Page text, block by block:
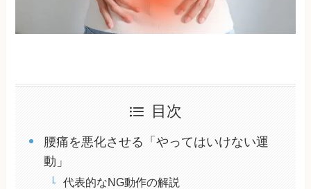
目次
腰痛を悪化させる「やってはいけない運
動」
代表的なNG動作の解説